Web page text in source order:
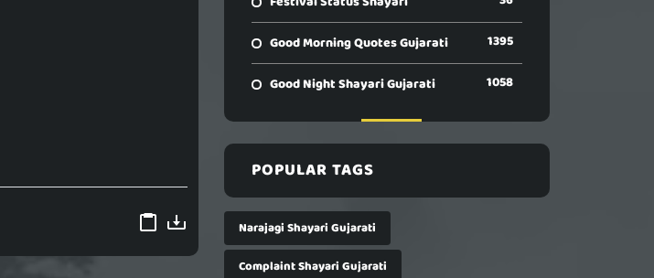
Good Morning Quotes Gujarati 1395
Good Night Shayari Gujarati 1058
POPULAR TAGS
Narajagi Shayari Gujarati
Complaint Shayari Gujarati